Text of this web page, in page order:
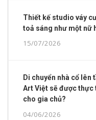
Thiết kế studio váy
toả sáng như một nữ
15/07/2026
Di chuyển nhà cổ lên
Art Việt sẽ được
cho gia chủ?
04/06/2026